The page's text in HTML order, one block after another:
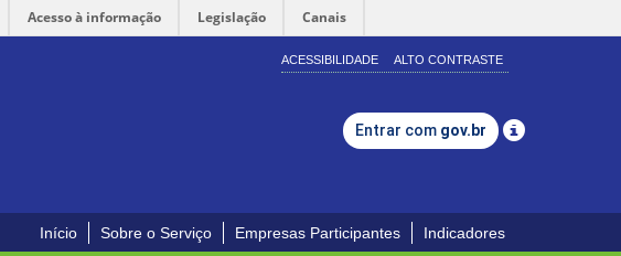
Acesso à informação Legislação Canais
ACESSIBILIDADE ALTO CONTRASTE
Entrar com gov.br
Início Sobre o Serviço Empresas Participantes Indicadores